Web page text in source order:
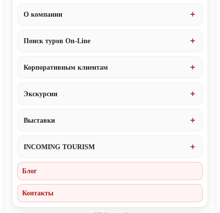
О компании
Поиск туров On-Line
Корпоративным клиентам
Экскурсии
Выставки
INCOMING TOURISM
Блог
Контакты